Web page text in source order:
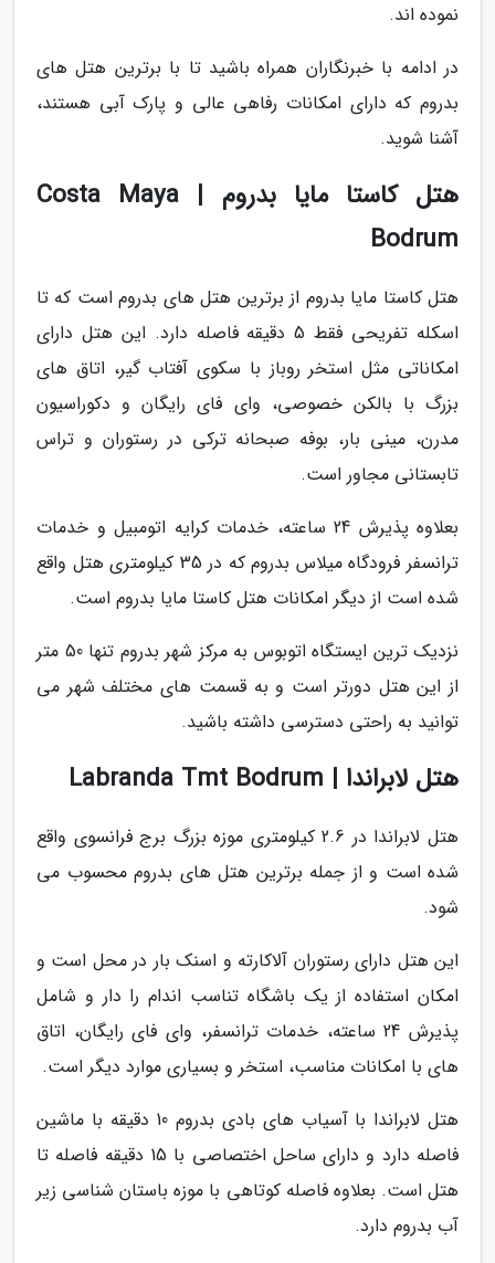
نموده اند.
در ادامه با خبرنگاران همراه باشید تا با برترین هتل های
بدروم که دارای امکانات رفاهی عالی و پارک آبی هستند،
آشنا شوید.
هتل کاستا مایا بدروم | Costa Maya
Bodrum
هتل کاستا مایا بدروم از برترین هتل های بدروم است که تا
اسکله تفریحی فقط 5 دقیقه فاصله دارد. این هتل دارای
امکاناتی مثل استخر روباز با سکوی آفتاب گیر، اتاق های
بزرگ با بالکن خصوصی، وای فای رایگان و دکوراسیون
مدرن، مینی بار، بوفه صبحانه ترکی در رستوران و تراس
تابستانی مجاور است.
بعلاوه پذیرش 24 ساعته، خدمات کرایه اتومبیل و خدمات
ترانسفر فرودگاه میلاس بدروم که در 35 کیلومتری هتل واقع
شده است از دیگر امکانات هتل کاستا مایا بدروم است.
نزدیک ترین ایستگاه اتوبوس به مرکز شهر بدروم تنها 50 متر
از این هتل دورتر است و به قسمت های مختلف شهر می
توانید به راحتی دسترسی داشته باشید.
هتل لابراندا | Labranda Tmt Bodrum
هتل لابراندا در 2.6 کیلومتری موزه بزرگ برج فرانسوی واقع
شده است و از جمله برترین هتل های بدروم محسوب می
شود.
این هتل دارای رستوران آلاکارته و اسنک بار در محل است و
امکان استفاده از یک باشگاه تناسب اندام را دار و شامل
پذیرش 24 ساعته، خدمات ترانسفر، وای فای رایگان، اتاق
های با امکانات مناسب، استخر و بسیاری موارد دیگر است.
هتل لابراندا با آسیاب های بادی بدروم 10 دقیقه با ماشین
فاصله دارد و دارای ساحل اختصاصی با 15 دقیقه فاصله تا
هتل است. بعلاوه فاصله کوتاهی با موزه باستان شناسی زیر
آب بدروم دارد.